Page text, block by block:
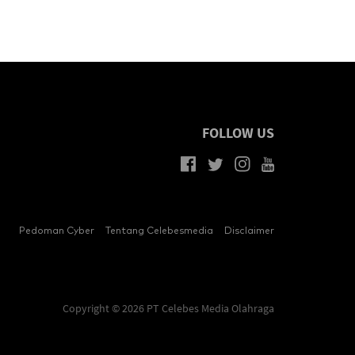
FOLLOW US
Pedoman Cyber Tentang Celebesmedia Disclaimer
Copyright © 2026 PT Celebes Media Olahraga